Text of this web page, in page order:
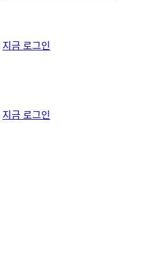
지금 로그인
지금 로그인